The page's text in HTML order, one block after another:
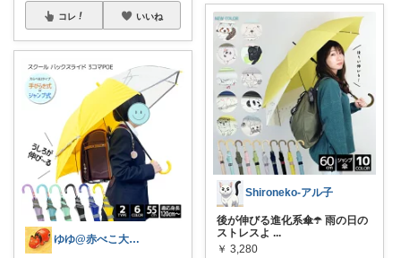
コレ いいね
ゆゆ@赤べこ大好き
Shironeko-アル子
後が伸びる進化系傘☂️ 雨の日の
ストレスよ ...
￥ 3,280